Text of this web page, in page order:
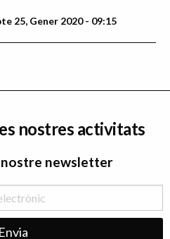
25, Gener 2020 - 09:15
nostres activitats
newsletter